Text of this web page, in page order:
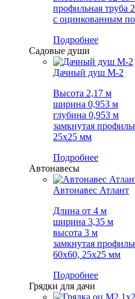
профильная труба
c оцинкованным
Подробнее
Садовые души
Дачный душ М-2
Высота 2,17 м
ширина 0,953 м
глубина 0,953 м
замкнутая
25х25 мм
Подробнее
Автонавесы
Автонавес Атлант
Длина от 4 м
ширина 3,35 м
высота 3 м
замкнутая
60х60, 25х25 мм
Подробнее
Грядки для дачи